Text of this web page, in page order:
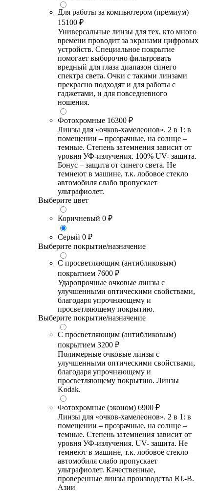
Для работы за компьютером (премиум)
15100 ₽
Универсальные линзы для тех, кто много
времени проводит за экранами цифровых
устройств. Специальное покрытие
помогает выборочно фильтровать
вредный для глаза диапазон синего
спектра света. Очки с такими линзами
прекрасно подходят и для работы с
гаджетами, и для повседневного
ношения.
Фотохромные 16300 ₽
Линзы для «очков-хамелеонов». 2 в 1: в
помещении – прозрачные, на солнце –
темные. Степень затемнения зависит от
уровня УФ-излучения. 100% UV- защита.
Бонус – защита от синего света. Не
темнеют в машине, т.к. лобовое стекло
автомобиля слабо пропускает
ультрафиолет.
Выберите цвет
Коричневый 0 ₽
Серый 0 ₽
Выберите покрытие/назначение
С просветляющим (антибликовым)
покрытием 7600 ₽
Ударопрочные очковые линзы с
улучшенными оптическими свойствами,
благодаря упрочняющему и
просветляющему покрытию.
Выберите покрытие/назначение
С просветляющим (антибликовым)
покрытием 3200 ₽
Полимерные очковые линзы с
улучшенными оптическими свойствами,
благодаря упрочняющему и
просветляющему покрытию. Линзы
Kodak.
Фотохромные (эконом) 6900 ₽
Линзы для «очков-хамелеонов». 2 в 1: в
помещении – прозрачные, на солнце –
темные. Степень затемнения зависит от
уровня УФ-излучения. UV- защита. Не
темнеют в машине, т.к. лобовое стекло
автомобиля слабо пропускает
ультрафиолет. Качественные,
проверенные линзы производства Ю.-В.
Азии